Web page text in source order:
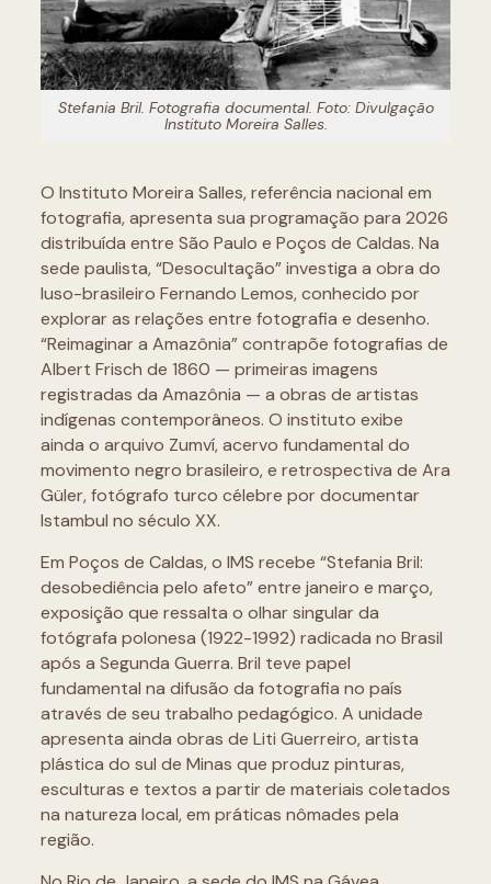
Stefania Bril. Fotografia documental. Foto: Divulgação
Instituto Moreira Salles.
O Instituto Moreira Salles, referência nacional em
fotografia, apresenta sua programação para 2026
distribuída entre São Paulo e Poços de Caldas. Na
sede paulista, “Desocultação” investiga a obra do
luso-brasileiro Fernando Lemos, conhecido por
explorar as relações entre fotografia e desenho.
“Reimaginar a Amazônia” contrapõe fotografias de
Albert Frisch de 1860 — primeiras imagens
registradas da Amazônia — a obras de artistas
indígenas contemporâneos. O instituto exibe
ainda o arquivo Zumví, acervo fundamental do
movimento negro brasileiro, e retrospectiva de Ara
Güler, fotógrafo turco célebre por documentar
Istambul no século XX.
Em Poços de Caldas, o IMS recebe “Stefania Bril:
desobediência pelo afeto” entre janeiro e março,
exposição que ressalta o olhar singular da
fotógrafa polonesa (1922-1992) radicada no Brasil
após a Segunda Guerra. Bril teve papel
fundamental na difusão da fotografia no país
através de seu trabalho pedagógico. A unidade
apresenta ainda obras de Liti Guerreiro, artista
plástica do sul de Minas que produz pinturas,
esculturas e textos a partir de materiais coletados
na natureza local, em práticas nômades pela
região.